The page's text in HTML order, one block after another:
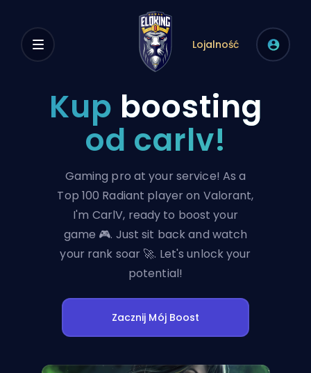
Lojalność
Kup boosting
od carlv!
Gaming pro at your service! As a
Top 100 Radiant player on Valorant,
I'm CarlV, ready to boost your
game 🎮. Just sit back and watch
your rank soar 🚀. Let's unlock your
potential!
Zacznij Mój Boost